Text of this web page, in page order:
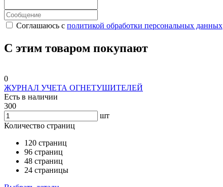
Соглашаюсь с политикой обработки персональных данных
С этим товаром покупают
0
ЖУРНАЛ УЧЕТА ОГНЕТУШИТЕЛЕЙ
Есть в наличии
300
шт
Количество страниц
120 страниц
96 страниц
48 страниц
24 страницы